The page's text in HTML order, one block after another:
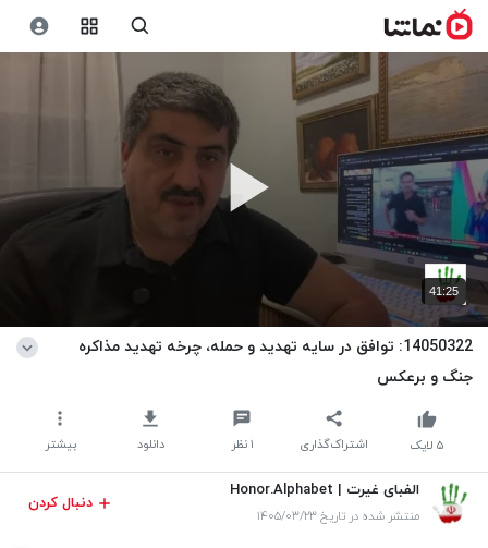
41:25
14050322: توافق در سایه تهدید و حمله، چرخه تهدید مذاکره
جنگ و برعکس
اشتراک‌گذاری ۱ نظر دانلود بیشتر ۵ لایک
الفبای غیرت | Honor.Alphabet
منتشر شده در تاریخ ۱۴۰۵/۰۳/۲۳
دنبال کردن